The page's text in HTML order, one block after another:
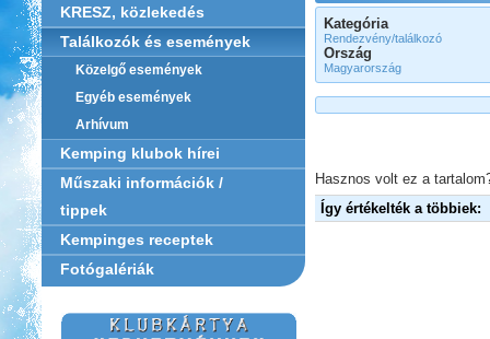
KRESZ, közlekedés
Találkozók és események
Közelgő események
Egyéb események
Arhívum
Kemping klubok hírei
Műszaki információk /
tippek
Kempinges receptek
Fotógalériák
Kategória
Rendezvény/találkozó
Ország
Magyarország
Hasznos volt ez a
Így értékelték a többiek: